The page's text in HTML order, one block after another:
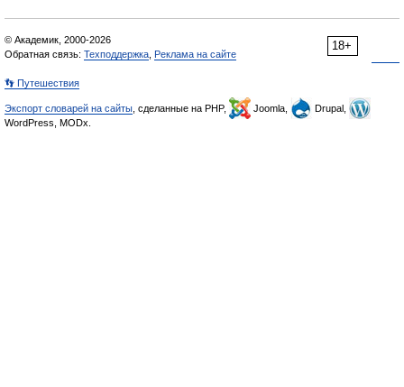
18+
© Академик, 2000-2026
Обратная связь: Техподдержка Реклама на сайте
👣 Путешествия
Экспорт словарей на сайты , сделанные на PHP, Joomla,
Drupal,
WordPress, MODx.